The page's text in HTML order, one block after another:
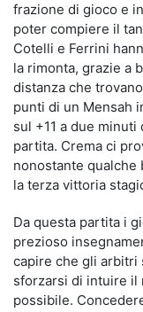
frazione di gioco e
poter compiere il
Cotelli e Ferrini
la rimonta, grazie a
distanza che
punti di un Mensah
sul +11 a due minuti
partita. Crema ci
nonostante qualche
la terza vittoria
Da questa partita i
prezioso
capire che gli arbitri
sforzarsi di intuire il
possibile.